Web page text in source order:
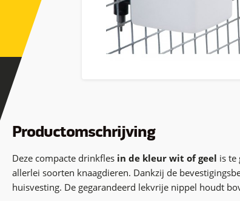
Productomschrijving
Deze compacte drinkfles in de kleur wit of geel is te
allerlei soorten knaagdieren. Dankzij de
huisvesting. De gegarandeerd lekvrije nippel houdt